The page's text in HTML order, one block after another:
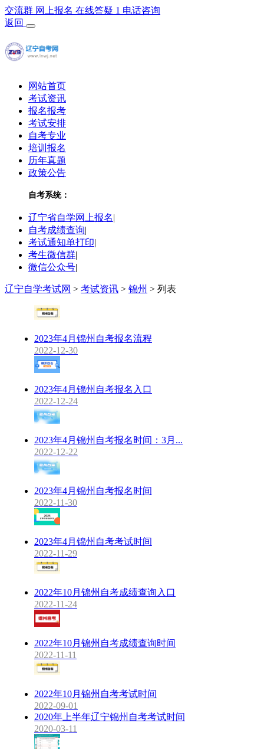
交流群 网上报名 在线答疑 1 电话咨询
返回
网站首页
考试资讯
报名报考
考试安排
自考专业
培训报名
历年真题
政策公告
自考系统：
辽宁省自学网上报名|
自考成绩查询|
考试通知单打印|
考生微信群|
微信公众号|
辽宁自学考试网 > 考试资讯 > 锦州 > 列表
2023年4月锦州自考报名流程
2022-12-30
2023年4月锦州自考报名入口
2022-12-24
2023年4月锦州自考报名时间：3月...
2022-12-22
2023年4月锦州自考报名时间
2022-11-30
2023年4月锦州自考考试时间
2022-11-29
2022年10月锦州自考成绩查询入口
2022-11-24
2022年10月锦州自考成绩查询时间
2022-11-11
2022年10月锦州自考考试时间
2022-09-01
2020年上半年辽宁锦州自考考试时间
2020-03-11